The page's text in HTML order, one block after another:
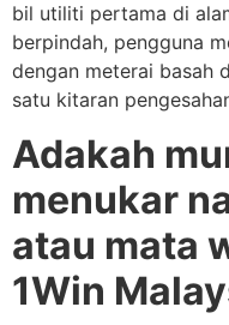
bil utiliti pertama di
berpindah, pengguna
dengan meterai basah
satu kitaran
Adakah
menukar
atau mata
1Win